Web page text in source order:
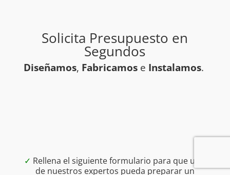
Solicita Presupuesto en
Segundos
Diseñamos, Fabricamos e Instalamos.
✓ Rellena el siguiente formulario para que uno
de nuestros expertos pueda preparar un